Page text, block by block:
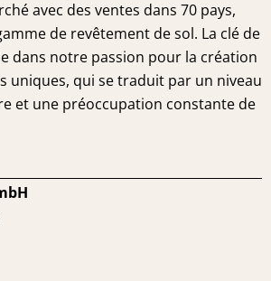
avec des ventes dans 70 pays,
de revêtement de sol. La clé de
dans notre passion pour la création
uniques, qui se traduit par un niveau
et une préoccupation constante de